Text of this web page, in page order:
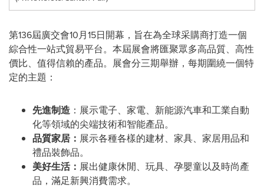
第136屆廣交會10月15日開幕，旨在為全球采購商打造一個
綜合性一站式貿易平台。本屆展會將匯聚眾多高品質、高性
價比、值得信賴的產品。展會分三期舉辦，每期圍繞一個特
定的主題：
先進制造 ：展示電子、家電、新能源汽車和工業自動
化等領域的尖端技術和智能產品。
品質家居： 展示各種各樣的建材、家具、家居用品和
禮品裝飾品。
美好生活： 展出健康休閒、玩具、孕嬰童以及時尚產
品，滿足新興消費需求。